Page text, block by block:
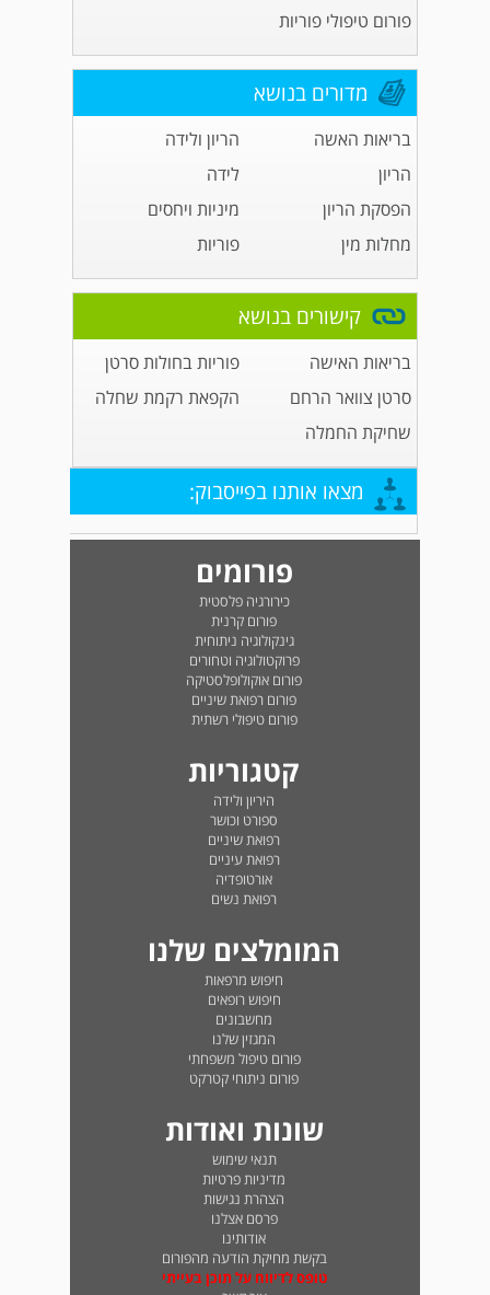
פורום טיפולי פוריות
מדורים בנושא
בריאות האשה
הריון ולידה
הריון
לידה
הפסקת הריון
מיניות ויחסים
מחלות מין
פוריות
קישורים בנושא
בריאות האישה
פוריות בחולות סרטן
סרטן צוואר הרחם
הקפאת רקמת שחלה
שחיקת החמלה
מצאו אותנו בפייסבוק:
פורומים
כירורגיה פלסטית
פורום קרנית
גינקולוגיה ניתוחית
פרוקטולוגיה וטחורים
פורום אוקולופלסטיקה
פורום רפואת שיניים
פורום טיפולי רשתית
קטגוריות
היריון ולידה
ספורט וכושר
רפואת שיניים
רפואת עיניים
אורטופדיה
רפואת נשים
המומלצים שלנו
חיפוש מרפאות
חיפוש רופאים
מחשבונים
המגזין שלנו
פורום טיפול משפחתי
פורום ניתוחי קטרקט
שונות ואודות
תנאי שימוש
מדיניות פרטיות
הצהרת נגישות
פרסם אצלנו
אודותינו
בקשת מחיקת הודעה מהפורום
טופס לדיווח על תוכן בעייתי